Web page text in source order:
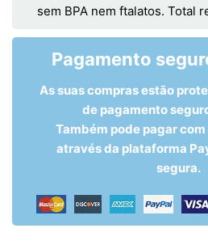
sem BPA nem ftalatos. Total
Pagamento
As suas compras estão
de pagamento
Também pode pagar
através da plataforma
segura.